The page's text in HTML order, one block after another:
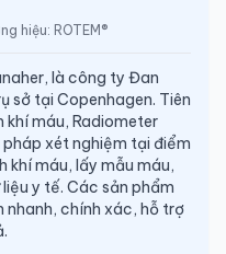
hiệu: ROTEM®
là công ty Đan
sở tại Copenhagen. Tiên
khí máu, Radiometer
xét nghiệm tại điểm
khí máu, lấy mẫu máu,
y tế. Các sản phẩm
nhanh, chính xác, hỗ trợ